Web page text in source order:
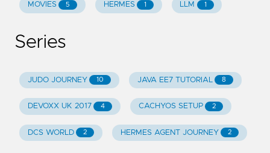
MOVIES 5 HERMES 1 LLM 1
Series
JUDO JOURNEY 10 JAVA EE7 TUTORIAL 8
DEVOXX UK 2017 4 CACHYOS SETUP 2
DCS WORLD 2 HERMES AGENT JOURNEY 2